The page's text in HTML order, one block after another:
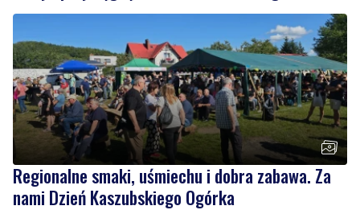
Strażacy pokazali swoje umiejętności. Rodzinny
festyn przyciągnął mieszkańców oraz gości